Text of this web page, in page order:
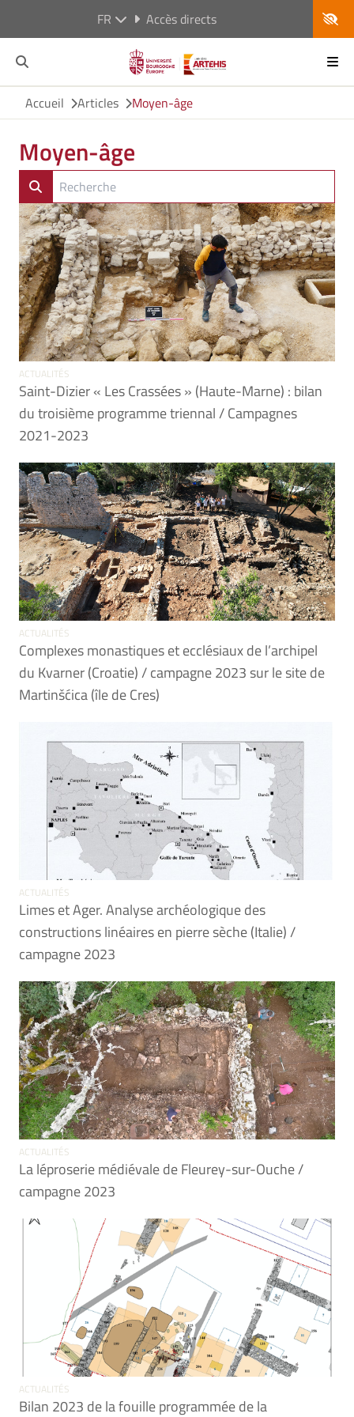
FR Accès directs
Accueil Articles Moyen-âge
Moyen-âge
ACTUALITÉS
Saint-Dizier « Les Crassées » (Haute-Marne) : bilan
du troisième programme triennal / Campagnes
2021-2023
ACTUALITÉS
Complexes monastiques et ecclésiaux de l’archipel
du Kvarner (Croatie) / campagne 2023 sur le site de
Martinšćica (île de Cres)
ACTUALITÉS
Limes et Ager. Analyse archéologique des
constructions linéaires en pierre sèche (Italie) /
campagne 2023
ACTUALITÉS
La léproserie médiévale de Fleurey-sur-Ouche /
campagne 2023
ACTUALITÉS
Bilan 2023 de la fouille programmée de la